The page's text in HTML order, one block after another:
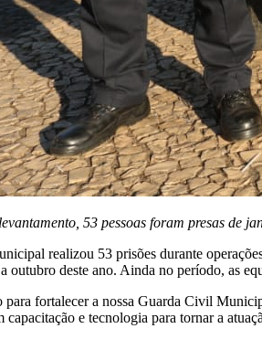
53 pessoas foram presas de
realizou 53 prisões durante
outubro deste ano. Ainda no período, as
para fortalecer a nossa Guarda Civil
capacitação e tecnologia para tornar a